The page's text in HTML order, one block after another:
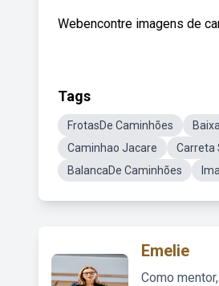
Webencontre imagens de
Tags
FrotasDe Caminhões
Caminhao Jacare
Carreta
BalancaDe Caminhões
Emelie
Como